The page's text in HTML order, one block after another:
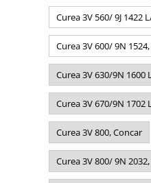
Curea 3V 560/ 9J 1422
Curea 3V 600/ 9N
Curea 3V 630/9N 1600
Curea 3V 670/9N 1702
Curea 3V 800, Concar
Curea 3V 800/ 9N